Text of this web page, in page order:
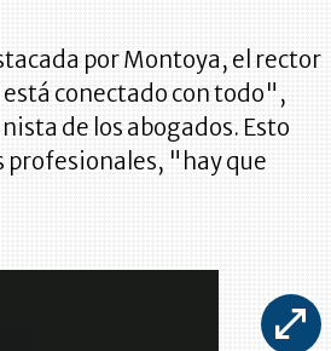
por Montoya, el rector
conectado con todo",
de los abogados. Esto
profesionales, "hay que